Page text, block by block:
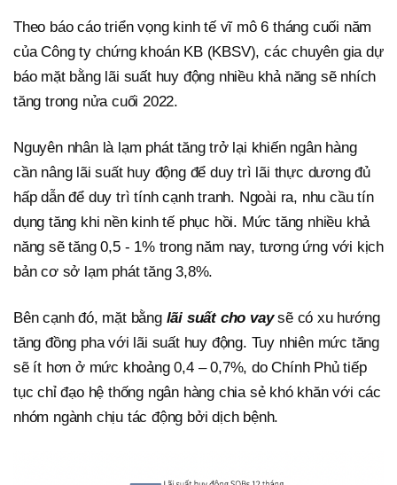
Theo báo cáo triển vọng kinh tế vĩ mô 6 tháng cuối năm
của Công ty chứng khoán KB (KBSV), các chuyên gia dự
báo mặt bằng lãi suất huy động nhiều khả năng sẽ nhích
tăng trong nửa cuối 2022.
Nguyên nhân là lạm phát tăng trở lại khiến ngân hàng
cần nâng lãi suất huy động để duy trì lãi thực dương đủ
hấp dẫn để duy trì tính cạnh tranh. Ngoài ra, nhu cầu tín
dụng tăng khi nền kinh tế phục hồi. Mức tăng nhiều khả
năng sẽ tăng 0,5 - 1% trong năm nay, tương ứng với kịch
bản cơ sở lạm phát tăng 3,8%.
Bên cạnh đó, mặt bằng lãi suất cho vaysẽ có xu hướng
tăng đồng pha với lãi suất huy động. Tuy nhiên mức tăng
sẽ ít hơn ở mức khoảng 0,4 – 0,7%, do Chính Phủ tiếp
tục chỉ đạo hệ thống ngân hàng chia sẻ khó khăn với các
nhóm ngành chịu tác động bởi dịch bệnh.